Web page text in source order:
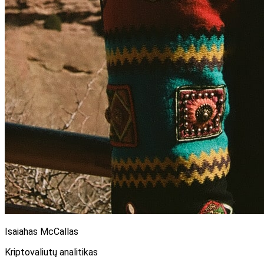
Isaiahas McCallas
Kriptovaliutų analitikas